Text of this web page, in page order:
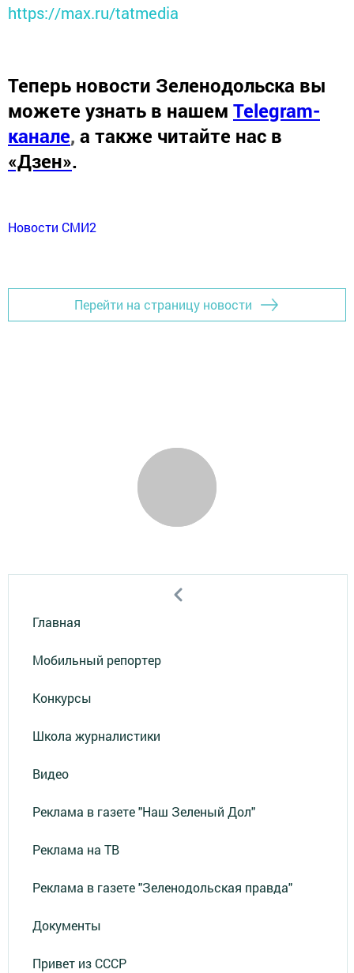
https://max.ru/tatmedia
Теперь новости Зеленодольска вы
можете узнать в нашем Telegram-
канале, а также читайте нас в
«Дзен».
Новости СМИ2
Перейти на страницу новости
Главная
Мобильный репортер
Конкурсы
Школа журналистики
Видео
Реклама в газете "Наш Зеленый Дол"
Реклама на ТВ
Реклама в газете "Зеленодольская правда"
Документы
Привет из СССР